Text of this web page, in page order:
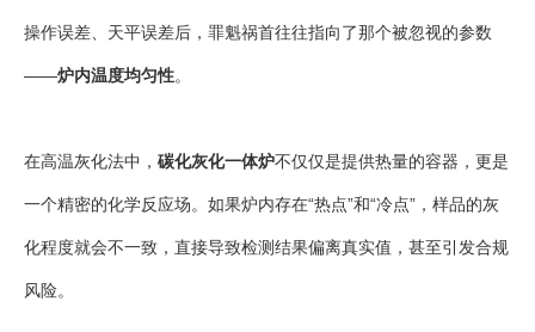
操作误差、天平误差后，罪魁祸首往往指向了那个被忽视的参数
——炉内温度均匀性。
在高温灰化法中， 碳化灰化一体炉不仅仅是提供热量的容器，更是
一个精密的化学反应场。如果炉内存在“热点”和“冷点”，样品的灰
化程度就会不一致，直接导致检测结果偏离真实值，甚至引发合规
风险。